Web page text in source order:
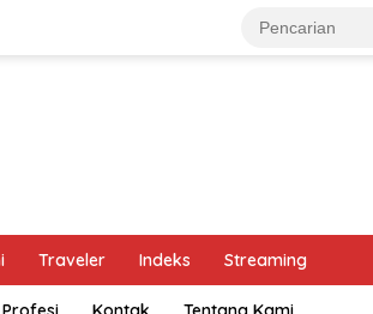
Traveler Indeks Streaming